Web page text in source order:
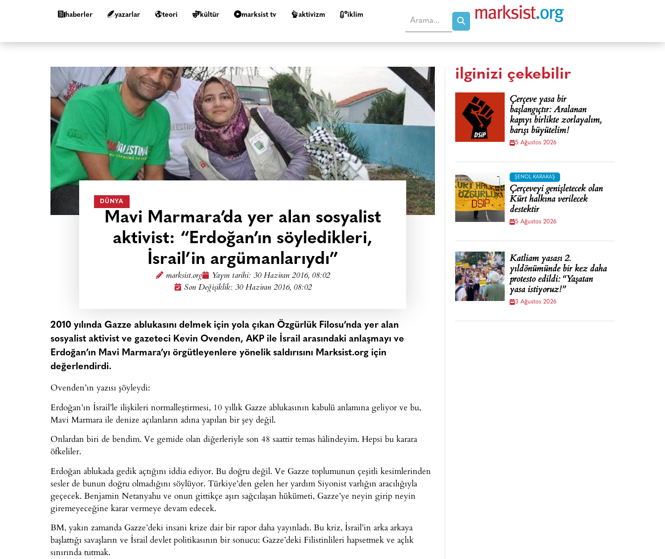
haberler yazarlar teori kültür marksist tv aktivizm i̇klim
DÜNYA
Mavi Marmara’da yer alan sosyalist
aktivist: “Erdoğan’ın söyledikleri,
İsrail’in argümanlarıydı”
marksist.org Yayın tarihi: 30 Haziran 2016, 08:02
Son Değişiklik: 30 Haziran 2016, 08:02
2010 yılında Gazze ablukasını delmek için yola çıkan Özgürlük Filosu’nda yer alan
sosyalist aktivist ve gazeteci Kevin Ovenden, AKP ile İsrail arasındaki anlaşmayı ve
Erdoğan’ın Mavi Marmara’yı örgütleyenlere yönelik saldırısını Marksist.org için
değerlendirdi.
Ovenden’ın yazısı şöyleydi:
Erdoğan’ın İsrail’le ilişkileri normalleştirmesi, 10 yıllık Gazze ablukasının kabulü anlamına geliyor ve bu,
Mavi Marmara ile denize açılanların adına yapılan bir şey değil.
Onlardan biri de bendim. Ve gemide olan diğerleriyle son 48 saattir temas hâlindeyim. Hepsi bu karara
öfkeliler.
Erdoğan ablukada gedik açtığını iddia ediyor. Bu doğru değil. Ve Gazze toplumunun çeşitli kesimlerinden
sesler de bunun doğru olmadığını söylüyor. Türkiye’den gelen her yardım Siyonist varlığın aracılığıyla
geçecek. Benjamin Netanyahu ve onun gittikçe aşırı sağcılaşan hükümeti, Gazze’ye neyin girip neyin
giremeyeceğine karar vermeye devam edecek.
BM, yakın zamanda Gazze’deki insani krize dair bir rapor daha yayınladı. Bu kriz, İsrail’in arka arkaya
başlattığı savaşların ve İsrail devlet politikasının bir sonucu: Gazze’deki Filistinlileri hapsetmek ve açlık
sınırında tutmak.
ilginizi çekebilir
Çerçeve yasa bir
başlangıçtır: Aralanan
kapıyı birlikte zorlayalım,
barışı büyütelim!
5 Ağustos 2026
ŞENOL KARAKAŞ
Çerçeveyi genişletecek olan
Kürt halkına verilecek
destektir
5 Ağustos 2026
Katliam yasası 2.
yıldönümünde bir kez daha
protesto edildi: “Yaşatan
yasa istiyoruz!”
3 Ağustos 2026